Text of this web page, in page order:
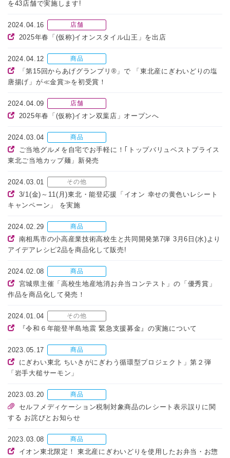
を43店舗で実施します!
2024.04.16 店舗
2025年春「(仮称)イオンスタイル山王」を出店
2024.04.12 商品
「第15回からあげグランプリ®」で 「東北産にぎわいどりの塩
唐揚げ」が≪金賞≫を初受賞！
2024.04.09 店舗
2025年春「(仮称)イオン双葉店」オープンへ
2024.03.04 商品
ご当地グルメを自宅でお手軽に！｢トップバリュベストプライス
東北ご当地カップ麺」新発売
2024.03.01 その他
3/1(金)～11(月)東北・能登応援「イオン 幸せの黄色いレシート
キャンペーン」 を実施
2024.02.29 商品
南相馬市の小高産業技術高校生と共同開発第7弾 3月6日(水)より
アイデアレシピ2品を商品化して販売!
2024.02.08 商品
宮城県主催「高校生地産地消お弁当コンテスト」の「優秀賞」
作品を商品化して発売！
2024.01.04 その他
『令和６年能登半島地震 緊急支援募金』の実施について
2023.05.17 商品
にぎわい東北 ちいきがにぎわう循環型プロジェクト」第２弾
「岩手大槌サーモン」
2023.03.20 商品
セルフメディケーション税制対象商品のレシート表示誤りに関
する お詫びとお知らせ
2023.03.08 商品
イオン東北限定！ 東北産にぎわいどりを使用したお弁当・お惣